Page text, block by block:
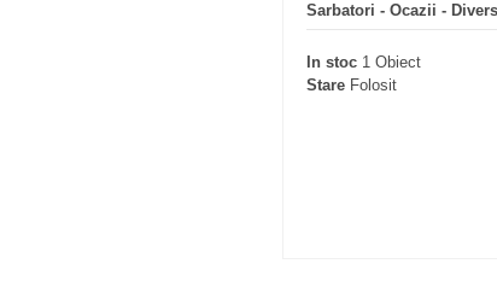
Sarbatori - Ocazii -
In stoc 1 Obiect
Stare Folosit